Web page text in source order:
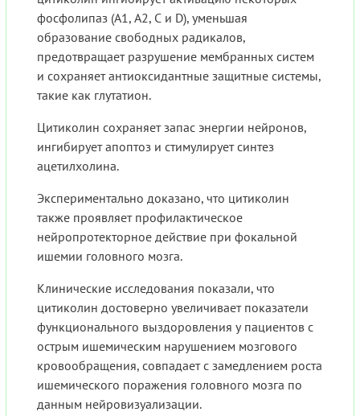
фосфолипаз (А1, А2, С и D), уменьшая
образование свободных радикалов,
предотвращает разрушение мембранных систем
и сохраняет антиоксидантные защитные системы,
такие как глутатион.
Цитиколин сохраняет запас энергии нейронов,
ингибирует апоптоз и стимулирует синтез
ацетилхолина.
Экспериментально доказано, что цитиколин
также проявляет профилактическое
нейропротекторное действие при фокальной
ишемии головного мозга.
Клинические исследования показали, что
цитиколин достоверно увеличивает показатели
функционального выздоровления у пациентов с
острым ишемическим нарушением мозгового
кровообращения, совпадает с замедлением роста
ишемического поражения головного мозга по
данным нейровизуализации.